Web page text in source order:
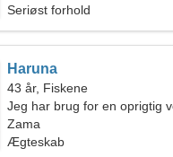
Seriøst forhold
Haruna
43 år, Fiskene
Jeg har brug for en oprigtig
Zama
Ægteskab